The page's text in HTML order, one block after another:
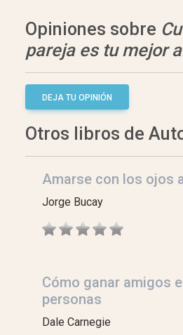
Opiniones sobre
pareja es tu mejor
DEJA TU OPINIÓN
Otros libros de
Amarse con los ojos
Jorge Bucay
Cómo ganar amigos
personas
Dale Carnegie